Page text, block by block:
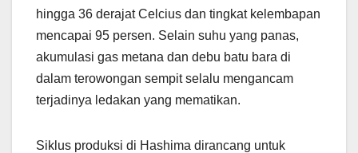
hingga 36 derajat Celcius dan tingkat kelembapan
mencapai 95 persen. Selain suhu yang panas,
akumulasi gas metana dan debu batu bara di
dalam terowongan sempit selalu mengancam
terjadinya ledakan yang mematikan.
Siklus produksi di Hashima dirancang untuk